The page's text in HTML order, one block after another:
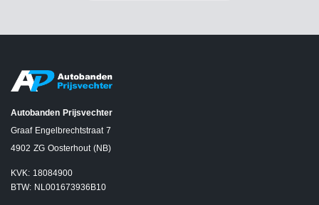
Autobanden Prijsvechter
Graaf Engelbrechtstraat 7
4902 ZG Oosterhout (NB)
KVK: 18084900
BTW: NL001673936B10